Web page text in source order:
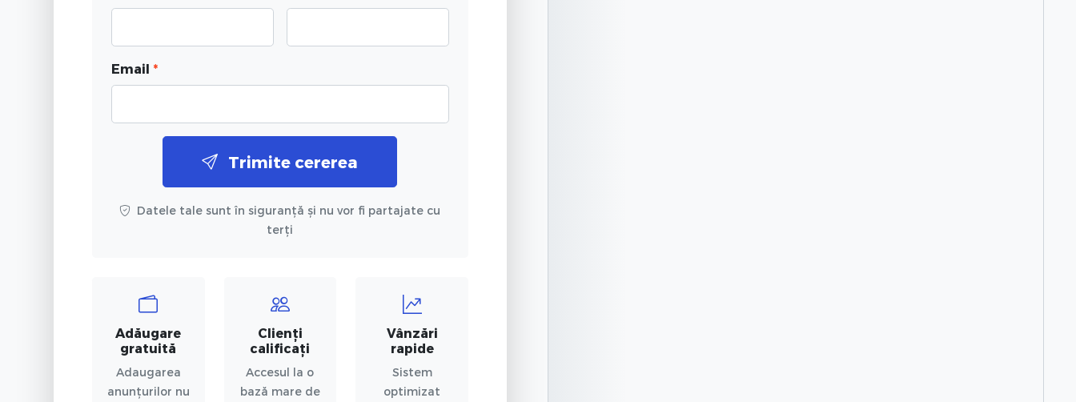
Email *
Trimite cererea
Datele tale sunt în siguranță și nu vor fi partajate cu
terți
Adăugare
gratuită
Adaugarea
anunțurilor nu
Clienți
calificați
Accesul la o
bază mare de
Vânzări
rapide
Sistem
optimizat